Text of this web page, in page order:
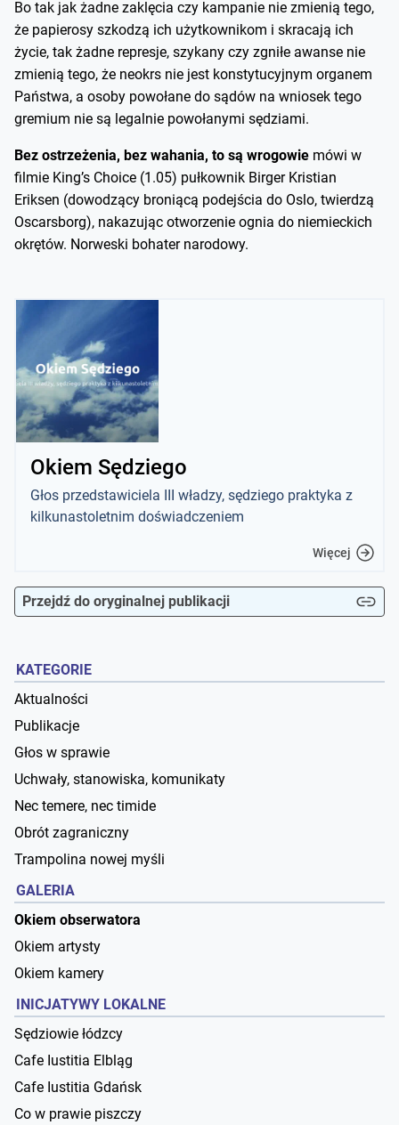
Bo tak jak żadne zaklęcia czy kampanie nie zmienią tego,
że papierosy szkodzą ich użytkownikom i skracają ich
życie, tak żadne represje, szykany czy zgniłe awanse nie
zmienią tego, że neokrs nie jest konstytucyjnym organem
Państwa, a osoby powołane do sądów na wniosek tego
gremium nie są legalnie powołanymi sędziami.
Bez ostrzeżenia, bez wahania, to są wrogowie mówi w
filmie King’s Choice (1.05) pułkownik Birger Kristian
Eriksen (dowodzący broniącą podejścia do Oslo, twierdzą
Oscarsborg), nakazując otworzenie ognia do niemieckich
okrętów. Norweski bohater narodowy.
Okiem Sędziego
Głos przedstawiciela III władzy, sędziego praktyka z
kilkunastoletnim doświadczeniem
Więcej
Przejdź do oryginalnej publikacji
KATEGORIE
Aktualności
Publikacje
Głos w sprawie
Uchwały, stanowiska, komunikaty
Nec temere, nec timide
Obrót zagraniczny
Trampolina nowej myśli
GALERIA
Okiem obserwatora
Okiem artysty
Okiem kamery
INICJATYWY LOKALNE
Sędziowie łódzcy
Cafe Iustitia Elbląg
Cafe Iustitia Gdańsk
Co w prawie piszczy